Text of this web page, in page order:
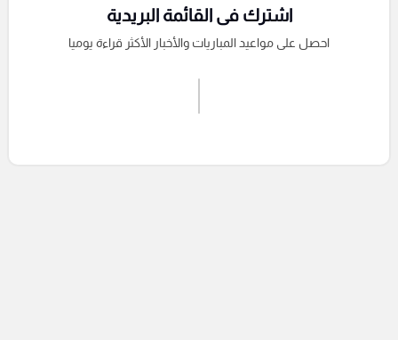
اشترك فى القائمة البريدية
احصل على مواعيد المباريات والأخبار الأكثر قراءة يوميا